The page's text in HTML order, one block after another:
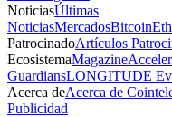
NoticiasÚltimas
NoticiasMercadosBitcoin
PatrocinadoArtículos
EcosistemaMagazine
GuardiansLONGITUDE
Acerca deAcerca de
Publicidad